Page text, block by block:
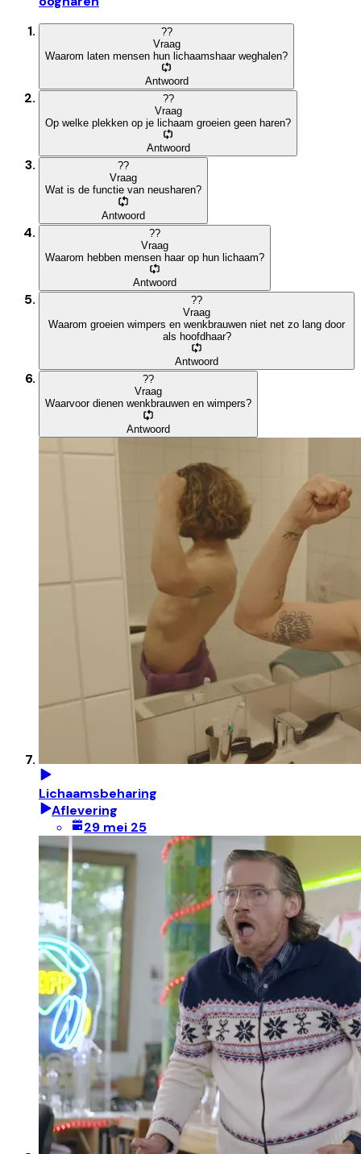
??
Vraag
Waarom laten mensen hun lichaamshaar weghalen?
Antwoord
??
Vraag
Op welke plekken op je lichaam groeien geen haren?
Antwoord
??
Vraag
Wat is de functie van neusharen?
Antwoord
??
Vraag
Waarom hebben mensen haar op hun lichaam?
Antwoord
??
Vraag
Waarom groeien wimpers en wenkbrauwen niet net zo lang door
als hoofdhaar?
Antwoord
??
Vraag
Waarvoor dienen wenkbrauwen en wimpers?
Antwoord
Lichaamsbeharing
Aflevering
29 mei 25